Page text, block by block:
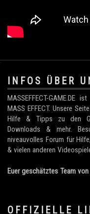
.
INFOS ÜBER
MASSEFFECT-GAME.DE
MASS EFFECT. Unsere
Hilfe & Tipps zu den
Downloads & mehr.
niveauvolles Forum für
& vielen anderen
Euer geschätztes Team von
OFFIZIELLE